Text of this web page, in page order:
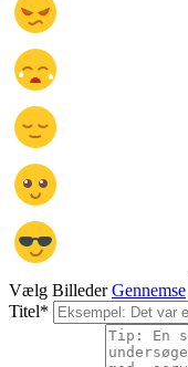
Vælg Billeder Gennemse
Titel*